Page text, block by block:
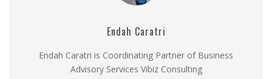
Endah Caratri
Endah Caratri is Coordinating Partner of Business
Advisory Services Vibiz Consulting